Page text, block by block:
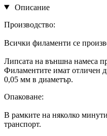
Описание
Производство:
Всички филаменти се
Липсата на външна намеса
Филаментите имат отличен
0,05 мм в диаметър.
Опаковане:
В рамките на няколко
транспорт.